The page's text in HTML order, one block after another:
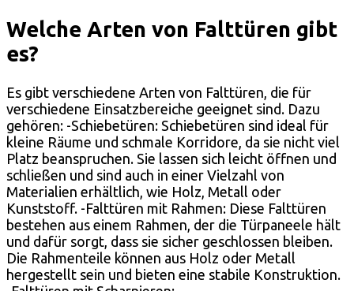
Welche Arten von Falttüren gibt
es?
Es gibt verschiedene Arten von Falttüren, die für
verschiedene Einsatzbereiche geeignet sind. Dazu
gehören: -Schiebetüren: Schiebetüren sind ideal für
kleine Räume und schmale Korridore, da sie nicht viel
Platz beanspruchen. Sie lassen sich leicht öffnen und
schließen und sind auch in einer Vielzahl von
Materialien erhältlich, wie Holz, Metall oder
Kunststoff. -Falttüren mit Rahmen: Diese Falttüren
bestehen aus einem Rahmen, der die Türpaneele hält
und dafür sorgt, dass sie sicher geschlossen bleiben.
Die Rahmenteile können aus Holz oder Metall
hergestellt sein und bieten eine stabile Konstruktion.